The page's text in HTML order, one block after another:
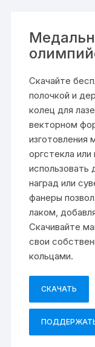
Скачайте
полочкой и
колец для
векторном
изготовления
оргстекла
использовать
наград или
фанеры
лаком,
Скачивайте
свои
кольцами.
СКАЧАТЬ